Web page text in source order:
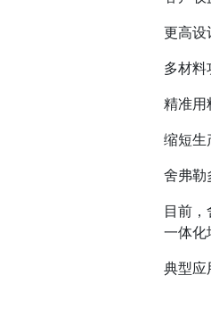
更高设
多材
精准用
缩短生
舍弗勒
目前
一体化
典型应